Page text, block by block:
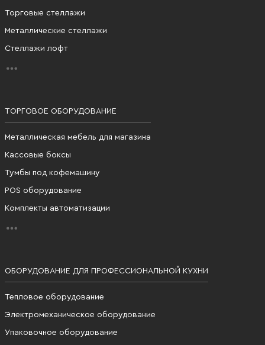
Торговые стеллажи
Металлические стеллажи
Стеллажи лофт
ТОРГОВОЕ ОБОРУДОВАНИЕ
Металлическая мебель для магазина
Кассовые боксы
Тумбы под кофемашину
POS оборудование
Комплекты автоматизации
ОБОРУДОВАНИЕ ДЛЯ ПРОФЕССИОНАЛЬНОЙ КУХНИ
Тепловое оборудование
Электромеханическое оборудование
Упаковочное оборудование